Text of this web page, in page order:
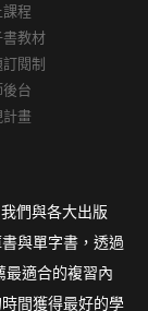
程
書教材
訂閱制
台
畫
們與各大出版
與單字書，透過
最適合的複習內
間獲得最好的學